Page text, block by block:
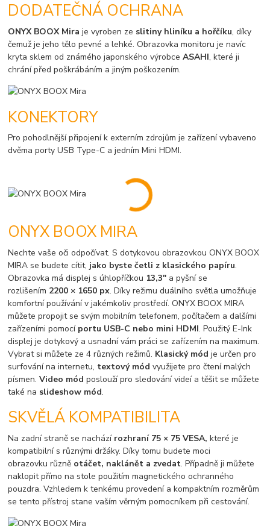
DODATEČNÁ OCHRANA
ONYX BOOX Mira je vyroben ze slitiny hliníku a hořčíku, díky
čemuž je jeho tělo pevné a lehké. Obrazovka monitoru je navíc
kryta sklem od známého japonského výrobceASAHI, které ji
chrání před poškrábáním a jiným poškozením.
KONEKTORY
Pro pohodlnější připojení k externím zdrojům je zařízení vybaveno
dvěma porty USB Type-C a jedním Mini HDMI.
ONYX BOOX MIRA
Nechte vaše oči odpočívat. S dotykovou obrazovkou ONYX BOOX
MIRA se budete cítit, jako byste četli z klasického papíru.
Obrazovka má displej s úhlopříčkou 13,3" a pyšní se
rozlišením 2200 × 1650 px. Díky režimu duálního světla umožňuje
komfortní používání v jakémkoliv prostředí. ONYX BOOX MIRA
můžete propojit se svým mobilním telefonem, počítačem a dalšími
zařízeními pomocí portu USB-C nebo mini HDMI. Použitý E-Ink
displej je dotykový a usnadní vám práci se zařízením na maximum.
Vybrat si můžete ze 4 různých režimů. Klasický mód je určen pro
surfování na internetu, textový mód využijete pro čtení malých
písmen.Video mód poslouží pro sledování videí a těšit se můžete
také na slideshow mód.
SKVĚLÁ KOMPATIBILITA
Na zadní straně se nachází rozhraní 75 × 75 VESA, které je
kompatibilní s různými držáky. Díky tomu budete moci
obrazovku různě otáčet, naklánět a zvedat. Případně ji můžete
naklopit přímo na stole použitím magnetického ochranného
pouzdra. Vzhledem k tenkému provedení a kompaktním rozměrům
se tento přístroj stane vaším věrným pomocníkem při cestování.